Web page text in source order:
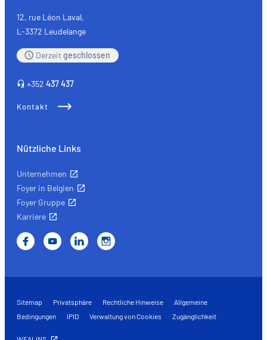
12, rue Léon Laval,
L-3372 Leudelange
Derzeitgeschlossen
+352 437 437
Kontakt
Nützliche Links
Unternehmen
Foyer in Belgien
Foyer Gruppe
Karriere
Sitemap Privatsphäre Rechtliche Hinweise
Allgemeine
Bedingungen
IPID Verwaltung von Cookies Zugänglichkeit